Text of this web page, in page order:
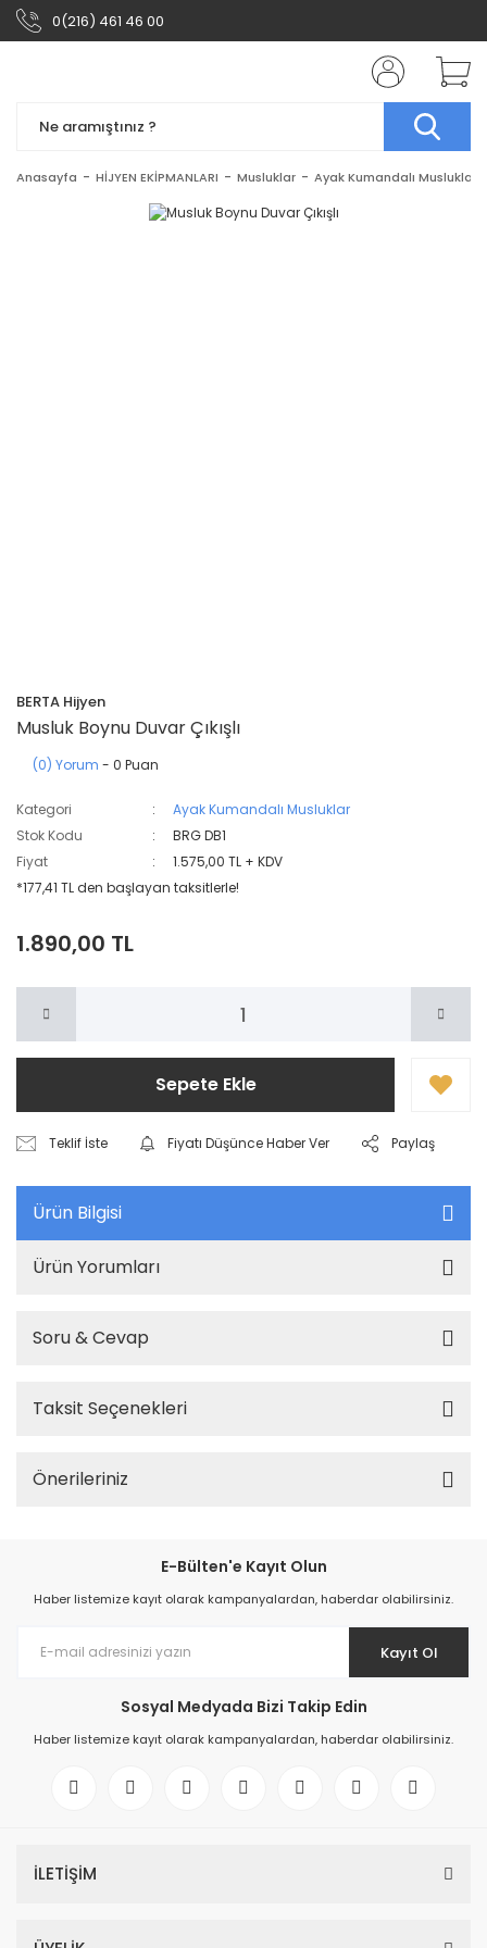
0(216) 461 46 00
Anasayfa HİJYEN EKİPMANLARI Musluklar Ayak Kumandalı Musluklar
BERTA Hijyen
Musluk Boynu Duvar Çıkışlı
(0) Yorum - 0 Puan
Kategori
Ayak Kumandalı Musluklar
Stok Kodu
BRG DB1
Fiyat
1.575,00 TL + KDV
*177,41 TL den başlayan taksitlerle!
1.890,00 TL
Sepete Ekle
Teklif İste Fiyatı Düşünce Haber Ver Paylaş
Ürün Bilgisi
Ürün Yorumları
Soru & Cevap
Taksit Seçenekleri
Önerileriniz
E-Bülten'e Kayıt Olun
Haber listemize kayıt olarak kampanyalardan, haberdar olabilirsiniz.
Kayıt Ol
Sosyal Medyada Bizi Takip Edin
Haber listemize kayıt olarak kampanyalardan, haberdar olabilirsiniz.
İLETİŞİM